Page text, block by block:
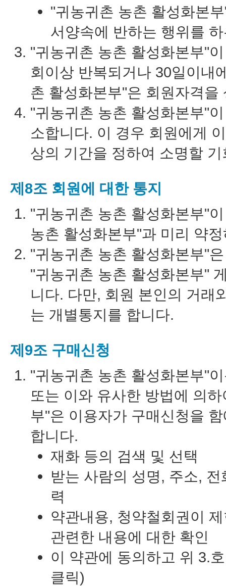
"귀농귀촌 농촌 활성화본
서양속에 반하는 행위를
"귀농귀촌 농촌 활성화본부"
회이상 반복되거나 30일이내
촌 활성화본부"은 회원자격을
"귀농귀촌 농촌 활성화본부"
소합니다. 이 경우 회원에게
상의 기간을 정하여 소명할
제8조 회원에 대한 통지
"귀농귀촌 농촌 활성화본부"
농촌 활성화본부"과 미리 약
"귀농귀촌 농촌 활성화본부"
"귀농귀촌 농촌 활성화본부"
니다. 다만, 회원 본인의 거래
는 개별통지를 합니다.
제9조 구매신청
"귀농귀촌 농촌 활성화본부"
또는 이와 유사한 방법에 의
부"은 이용자가 구매신청을
합니다.
재화 등의 검색 및 선택
받는 사람의 성명, 주소,
력
약관내용, 청약철회권이
관련한 내용에 대한 확인
이 약관에 동의하고 위 3.
클릭)